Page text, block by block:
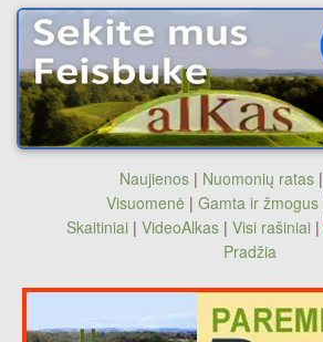
Naujienos| Nuomonių ratas|
Visuomenė | Gamta ir žmogus
Skaitiniai | VideoAlkas | Visi rašiniai |
Pradžia